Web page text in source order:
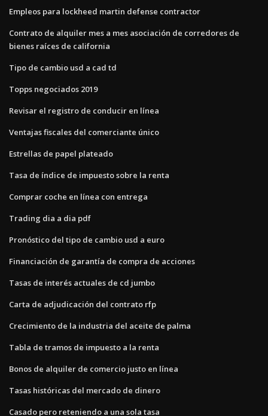
Empleos para lockheed martin defense contractor
Contrato de alquiler mes a mes asociación de corredores de
bienes raíces de california
Tipo de cambio usd a cad td
Topps negociados 2019
Revisar el registro de conducir en línea
Ventajas fiscales del comerciante único
Estrellas de papel plateado
Tasa de índice de impuesto sobre la renta
Comprar coche en línea con entrega
Trading dia a dia pdf
Pronóstico del tipo de cambio usd a euro
Financiación de garantía de compra de acciones
Tasas de interés actuales de cd jumbo
Carta de adjudicación del contrato rfp
Crecimiento de la industria del aceite de palma
Tabla de tramos de impuesto a la renta
Bonos de alquiler de comercio justo en línea
Tasas históricas del mercado de dinero
Casado pero reteniendo a una sola tasa